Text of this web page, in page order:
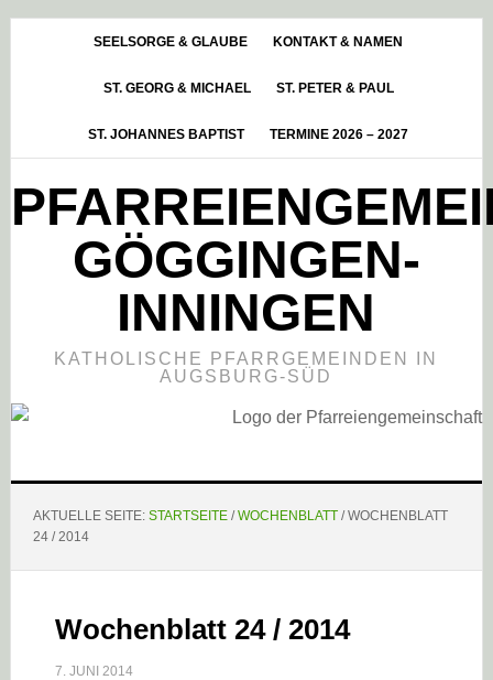
HauptsidebarSEELSORGE & GLAUBE KONTAKT & NAMEN
ST. GEORG & MICHAEL ST. PETER & PAUL
ST. JOHANNES BAPTIST TERMINE 2026 – 2027
GÖGGINGEN-
INNINGEN
KATHOLISCHE PFARRGEMEINDEN IN
AUGSBURG-SÜD
AKTUELLE SEITE: STARTSEITE / WOCHENBLATT /WOCHENBLATT
24 / 2014
Wochenblatt 24 / 2014
7. JUNI 2014